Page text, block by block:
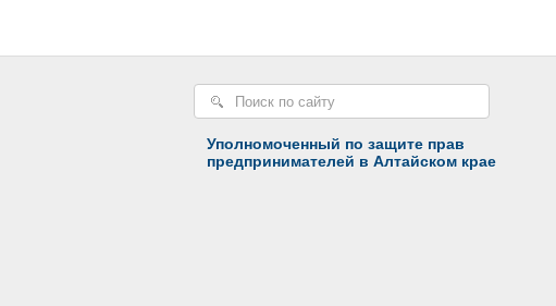
Уполномоченный по защите прав
предпринимателей в Алтайском крае